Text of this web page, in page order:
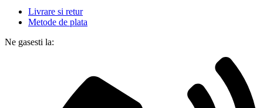
Livrare si retur
Metode de plata
Ne gasesti la: